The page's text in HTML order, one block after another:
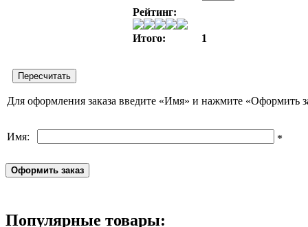
Рейтинг:
Итого: 1
Для оформления заказа введите «Имя» и нажмите «Оформить
Имя: *
Популярные товары: